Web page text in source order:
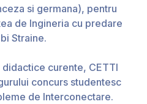
si germana), pentru
de Ingineria cu predare
Straine.
curente, CETTI
concurs studentesc
de Interconectare.